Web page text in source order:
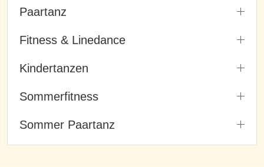
Paartanz
Fitness & Linedance
Kindertanzen
Sommerfitness
Sommer Paartanz